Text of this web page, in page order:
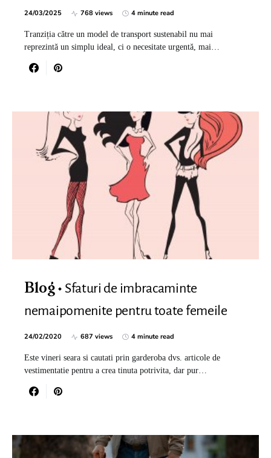
24/03/2025 768 views 4 minute read
Tranziția către un model de transport sustenabil nu mai
reprezintă un simplu ideal, ci o necesitate urgentă, mai…
Blog
Sfaturi de imbracaminte
nemaipomenite pentru toate femeile
24/02/2020 687 views 4 minute read
Este vineri seara si cautati prin garderoba dvs. articole de
vestimentatie pentru a crea tinuta potrivita, dar pur…